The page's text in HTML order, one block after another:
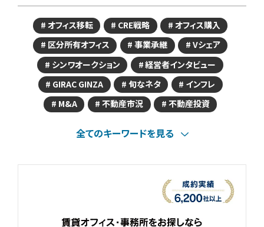
オフィス移転 CRE戦略
オフィス購入
区分所有オフィス
事業承継
Vシェア
シンワオークション
経営者インタビュー
GIRAC GINZA
旬なネタ
インフレ
M&A
不動産市況 不動産投資
全てのキーワードを見る